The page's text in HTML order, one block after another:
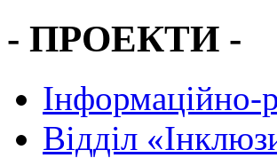
- ПРОЕКТИ -
Інформаційно-
Вiддiл